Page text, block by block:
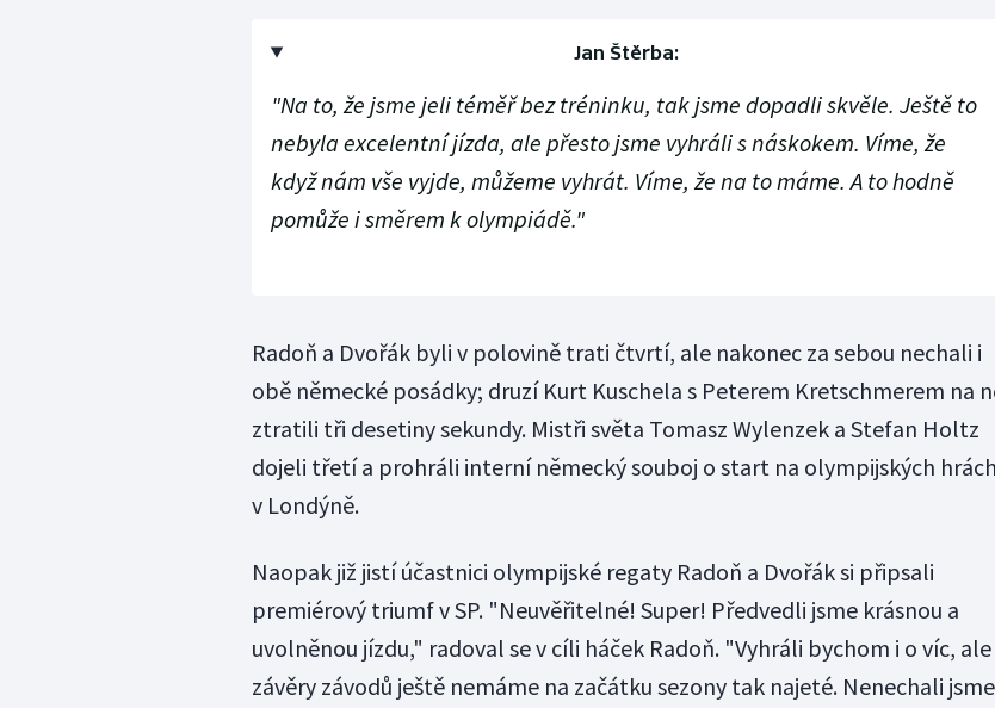
Jan Štěrba:
"Na to, že jsme jeli téměř bez tréninku, tak jsme dopadli skvěle. Ještě to
nebyla excelentní jízda, ale přesto jsme vyhráli s náskokem. Víme, že
když nám vše vyjde, můžeme vyhrát. Víme, že na to máme. A to hodně
pomůže i směrem k olympiádě."
Radoň a Dvořák byli v polovině trati čtvrtí, ale nakonec za sebou nechali i
obě německé posádky; druzí Kurt Kuschela s Peterem Kretschmerem na
ztratili tři desetiny sekundy. Mistři světa Tomasz Wylenzek a Stefan Holtz
dojeli třetí a prohráli interní německý souboj o start na olympijských hrách
v Londýně.
Naopak již jistí účastnici olympijské regaty Radoň a Dvořák si připsali
premiérový triumf v SP. "Neuvěřitelné! Super! Předvedli jsme krásnou a
uvolněnou jízdu," radoval se v cíli háček Radoň. "Vyhráli bychom i o víc, ale
závěry závodů ještě nemáme na začátku sezony tak najeté. Nenechali jsme